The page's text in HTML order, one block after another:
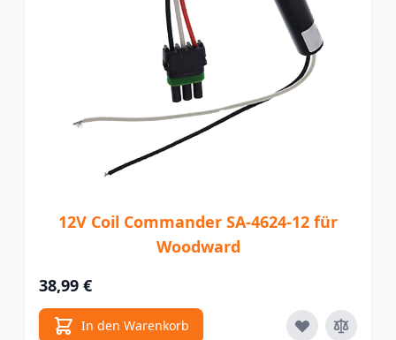
12V Coil Commander SA-4624-12 für
Woodward
38,99 €
In den Warenkorb